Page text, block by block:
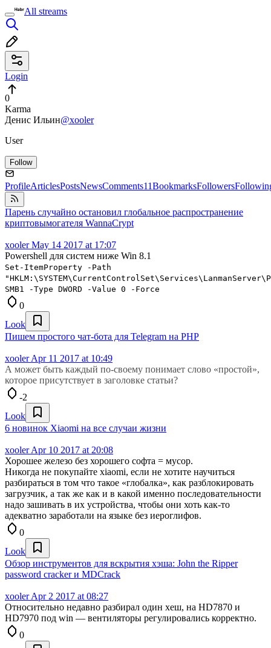
All streams
Login
0
Karma
Денис Ильин@xooler
User
Follow
ProfileArticlesPostsNewsComments11BookmarksFollowers
Парень случайно остановил глобальное распространение
криптовымогателя WannaCrypt
xoolerMay 14 2017 at 17:07
Powershell для систем ниже Win 8.1
Set-ItemProperty -Path
SMB1 -Type DWORD -Value 0 -Force
0
Look
Пишем простого чат-бота для Telegram на PHP
xoolerApr 11 2017 at 10:49
А может быть каждый по-своему понимает слово «простой»,
которое присутствует в заголовке статьи?
-2
Look
6 новинок Xiaomi на все случаи жизни
xoolerApr 10 2017 at 20:08
Хорошее железо без хорошего софта = мусор.
Никогда не покупайте xiaomi, если не хотите научиться
разбираться в том что такое «глобалка», как разблокировать
загрузчик, а так же как и в какой именно последовательности
надо зашивать в их устройства, чтобы они хоть как-то
адекватно заработали на языке без иероглифов.
0
Look
Обзор инструментов для вскрытия хэша: John the Ripper
password cracker и MDCrack
xoolerApr 2 2017 at 08:27
Относительно недавно разбирал один хеш, на HD7870 и
HD7970 под win — вентиляторы регулировались корректно.
0